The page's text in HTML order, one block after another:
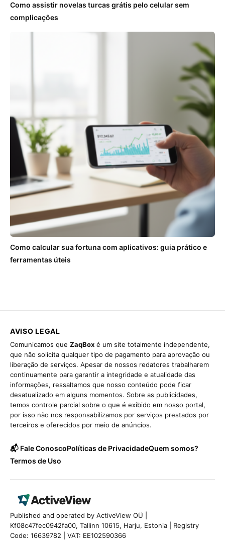
Como assistir novelas turcas grátis pelo celular sem
complicações
Como calcular sua fortuna com aplicativos: guia prático e
ferramentas úteis
AVISO LEGAL
Comunicamos que ZaqBox é um site totalmente independente,
que não solicita qualquer tipo de pagamento para aprovação ou
liberação de serviços. Apesar de nossos redatores trabalharem
continuamente para garantir a integridade e atualidade das
informações, ressaltamos que nosso conteúdo pode ficar
desatualizado em alguns momentos. Sobre as publicidades,
temos controle parcial sobre o que é exibido em nosso portal,
por isso não nos responsabilizamos por serviços prestados por
terceiros e oferecidos por meio de anúncios.
📬 Fale ConoscoPolíticas de PrivacidadeQuem somos?
Termos de Uso
Published and operated by ActiveView OÜ |
Kf08c47fec0942fa00, Tallinn 10615, Harju, Estonia | Registry
Code: 16639782 | VAT: EE102590366